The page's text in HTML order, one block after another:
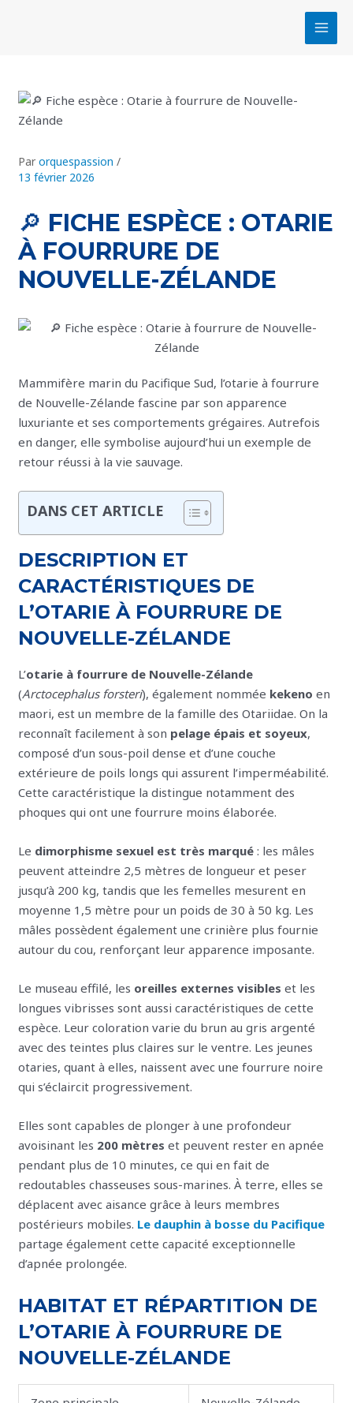
🔎 FICHE ESPÈCE : OTARIE
À FOURRURE DE
NOUVELLE-ZÉLANDE
Parorquespassion/
13 février 2026
Mammifère marin du Pacifique Sud, l’otarie à fourrure
de Nouvelle-Zélande fascine par son apparence
luxuriante et ses comportements grégaires. Autrefois
en danger, elle symbolise aujourd’hui un exemple de
retour réussi à la vie sauvage.
DANS CET ARTICLE
DESCRIPTION ET
CARACTÉRISTIQUES DE
L’OTARIE À FOURRURE DE
NOUVELLE-ZÉLANDE
L’otarie à fourrure de Nouvelle-Zélande
(Arctocephalus forsteri), également nommée kekeno en
maori, est un membre de la famille des Otariidae. On la
reconnaît facilement à son pelage épais et soyeux,
composé d’un sous-poil dense et d’une couche
extérieure de poils longs qui assurent l’imperméabilité.
Cette caractéristique la distingue notamment des
phoques qui ont une fourrure moins élaborée.
Le dimorphisme sexuel est très marqué : les mâles
peuvent atteindre 2,5 mètres de longueur et peser
jusqu’à 200 kg, tandis que les femelles mesurent en
moyenne 1,5 mètre pour un poids de 30 à 50 kg. Les
mâles possèdent également une crinière plus fournie
autour du cou, renforçant leur apparence imposante.
Le museau effilé, les oreilles externes visibles et les
longues vibrisses sont aussi caractéristiques de cette
espèce. Leur coloration varie du brun au gris argenté
avec des teintes plus claires sur le ventre. Les jeunes
otaries, quant à elles, naissent avec une fourrure noire
qui s’éclaircit progressivement.
Elles sont capables de plonger à une profondeur
avoisinant les 200 mètres et peuvent rester en apnée
pendant plus de 10 minutes, ce qui en fait de
redoutables chasseuses sous-marines. À terre, elles se
déplacent avec aisance grâce à leurs membres
postérieurs mobiles. Le dauphin à bosse du Pacifique
partage également cette capacité exceptionnelle
d’apnée prolongée.
HABITAT ET RÉPARTITION DE
L’OTARIE À FOURRURE DE
NOUVELLE-ZÉLANDE